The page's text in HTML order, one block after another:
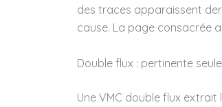
des traces apparaissent
cause. La page consacrée
Double flux : pertinente
Une VMC double flux extrait